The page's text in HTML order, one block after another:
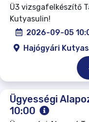
Ü3 vizsgafelkészítő
Kutyasulin!
2026-09-05
Hajógyári
Ügyességi
10:00